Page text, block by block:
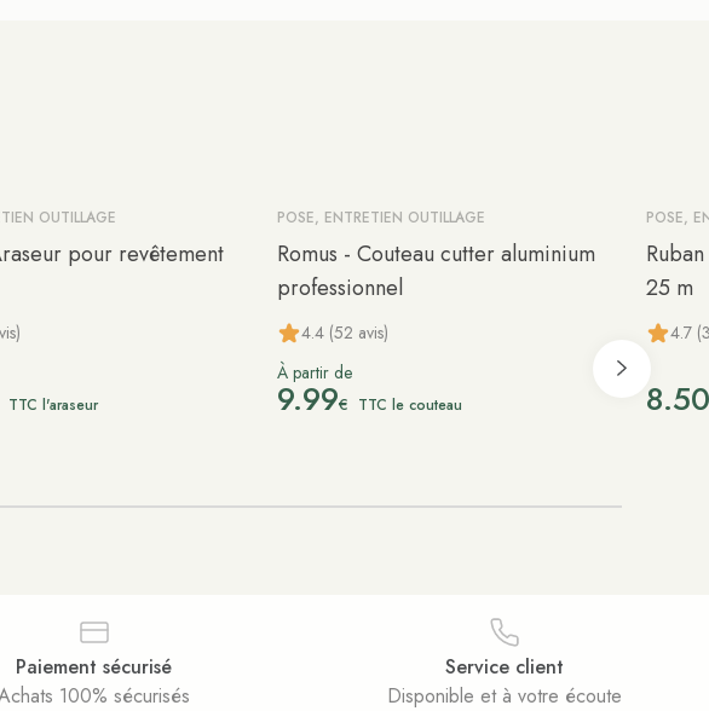
OUTILLAGE
pour revêtement
TTC l'araseur
POSE, ENTRETIEN OUTILLAGE
Romus - Couteau cutter aluminium
professionnel
4.4 (52 avis)
À partir de
9.99€ TTC le couteau
POSE,
25 m
4.7
8.50
Paiement sécurisé
100% sécurisés
Service client
Disponible et à votre écoute